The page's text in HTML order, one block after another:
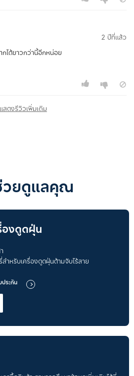
2 ปีที่แล้ว
แสดงรีวิวเพิ่มเติม
วยดูแลคุณ
องดูดฝุ่น
ำหรับเครื่องดูดฝุ่นด้ามจับไร้สาย
ระกัน